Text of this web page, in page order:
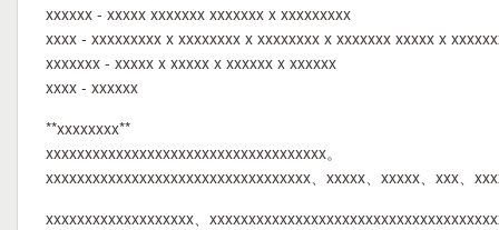
xxxxxx - xxxxx xxxxxxx xxxxxxx x xxxxxxxxx
xxxx - xxxxxxxxx x xxxxxxxx x xxxxxxxx x xxxxxxx xxxxx x
xxxxxxx - xxxxx x xxxxx x xxxxxx x xxxxxx
xxxx - xxxxxx
**xxxxxxxx**
xxxxxxxxxxxxxxxxxxxxxxxxxxxxxxxxxxxx。
xxxxxxxxxxxxxxxxxxxxxxxxxxxxxxxxxx、xxxxx、xxxxx、xxx、
xxxxxxxxxxxxxxxxxxx、